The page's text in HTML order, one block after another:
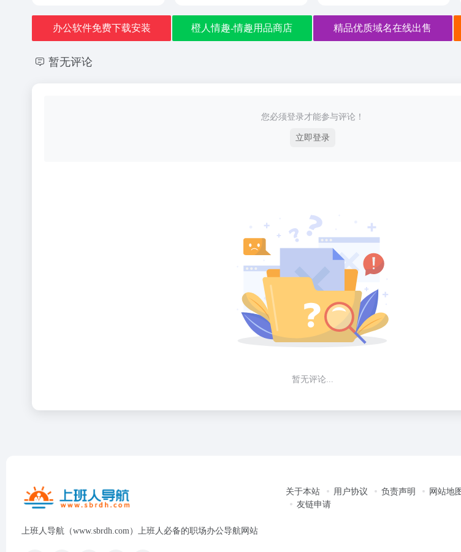
办公软件免费下载安装 橙人情趣-情趣用品商店 精品优质域名在线出售
暂无评论
您必须登录才能参与评论！
立即登录
暂无评论...
上班人导航（www.sbrdh.com）上班人必备的职场办公导航网站
关于本站 用户协议 负责声明 网站地图
友链申请